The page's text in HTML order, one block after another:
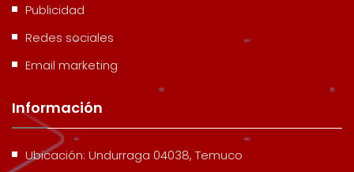
Publicidad
Redes sociales
Email marketing
Información
Ubicación: Undurraga 04038, Temuco